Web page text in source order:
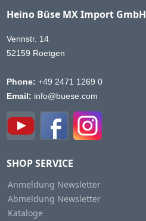
Heino Büse MX Import GmbH
Vennstr. 14
52159 Roetgen
Phone: +49 2471 1269 0
Email: info@buese.com
SHOP SERVICE
Anmeldung Newsletter
Abmeldung Newsletter
Kataloge